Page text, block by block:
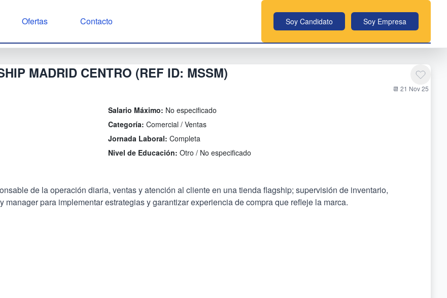
Ofertas Contacto Soy Candidato Soy Empresa
MADRID CENTRO (REF ID: MSSM)
📆 21 Nov 25
Salario Máximo: No especificado
Categoría: Comercial / Ventas
Jornada Laboral: Completa
Nivel de Educación: Otro / No especificado
de la operación diaria, ventas y atención al cliente en una tienda flagship; supervisión de inventario,
para implementar estrategias y garantizar experiencia de compra que refleje la marca.